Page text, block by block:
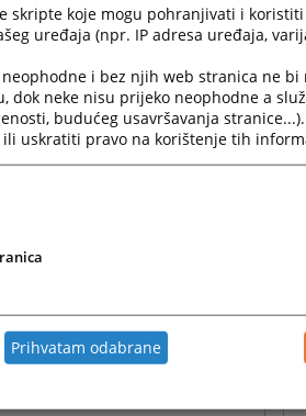
skripte koje mogu pohranjivati i
uređaja (npr. IP adresa uređaja,
i bez njih web stranica ne bi
dok neke nisu prijeko neophodne a
budućeg usavršavanja stranice...).
uskratiti pravo na korištenje tih
Prihvatam odabrane